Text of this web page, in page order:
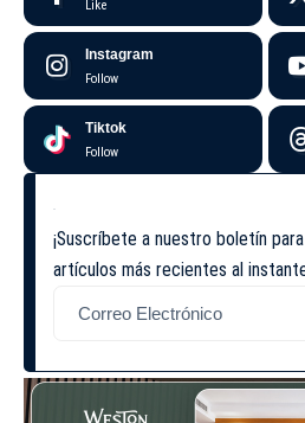
Like
Instagram
Follow
Tiktok
Follow
¡Suscríbete a nuestro boletín
artículos más recientes al